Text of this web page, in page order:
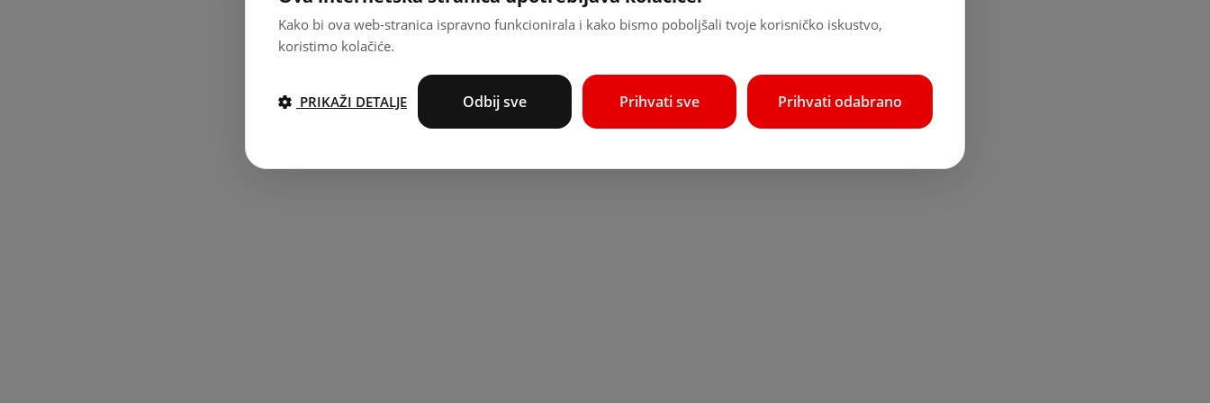
Kako bi ova web-stranica ispravno funkcionirala i kako bismo poboljšali tvoje korisničko iskustvo,
koristimo kolačiće.
Prihvati odabrano
Prihvati sve
Odbij sve
PRIKAŽI DETALJE